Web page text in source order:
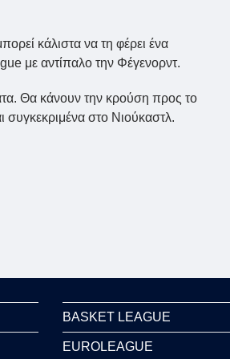
κάλιστα να τη φέρει ένα
με αντίπαλο την Φέγενορντ.
Θα κάνουν την κρούση προς το
συγκεκριμένα στο Νιούκαστλ.
BASKET LEAGUE
EUROLEAGUE